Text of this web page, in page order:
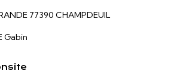
77390 CHAMPDEUIL
Gabin